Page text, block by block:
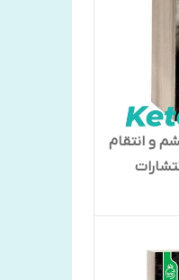
و انتقام